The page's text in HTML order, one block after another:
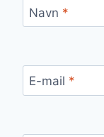
Navn *
E-mail *